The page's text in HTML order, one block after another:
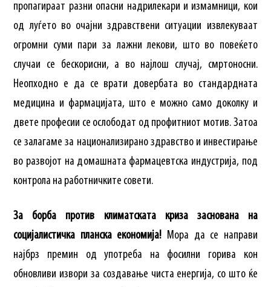
пропагираат разни опасни надрилекари и измамници, кои
од луѓето во очајни здравствени ситуации извлекуваат
огромни суми пари за лажни лекови, што во повеќето
случаи се бескорисни, а во најлош случај, смртоносни.
Неопходно е да се врати довербата во стандардната
медицина и фармацијата, што е можно само доколку и
двете професии се ослободат од профитниот мотив. Затоа
се залагаме за национализирано здравство и инвестирање
во развојот на домашната фармацевтска индустрија, под
контрола на работничките совети.
За борба против климатската криза заснована на
социјалистичка планска економија! Мора да се направи
најбрз премин од употреба на фосилни горива кон
обновливи извори за создавање чиста енергија, со што ќе